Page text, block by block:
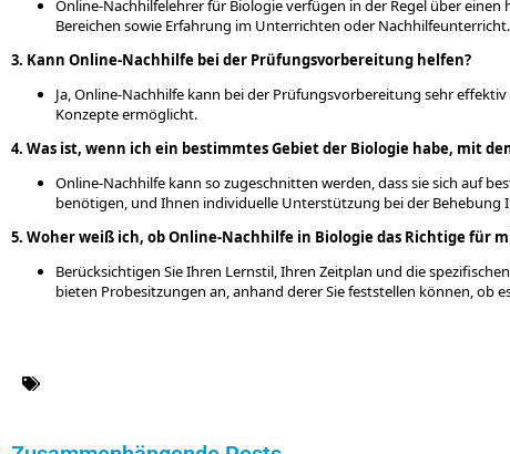
Online-Nachhilfelehrer für Biologie verfügen in der Regel über
Bereichen sowie Erfahrung im Unterrichten oder Nachhilfeunterricht.
3. Kann Online-Nachhilfe bei der Prüfungsvorbereitung helfen?
Ja, Online-Nachhilfe kann bei der Prüfungsvorbereitung sehr
Konzepte ermöglicht.
4. Was ist, wenn ich ein bestimmtes Gebiet der Biologie habe, mit
Online-Nachhilfe kann so zugeschnitten werden, dass sie sich auf
benötigen, und Ihnen individuelle Unterstützung bei der Behebung
5. Woher weiß ich, ob Online-Nachhilfe in Biologie das Richtige für
Berücksichtigen Sie Ihren Lernstil, Ihren Zeitplan und die
bieten Probesitzungen an, anhand derer Sie feststellen können, ob